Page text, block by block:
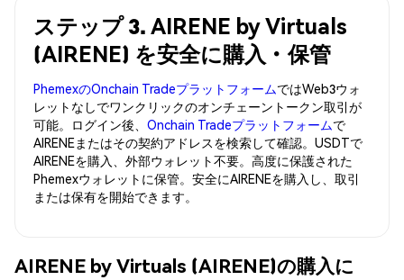
ステップ 3. AIRENE by Virtuals
(AIRENE) を安全に購入・保管
PhemexのOnchain TradeプラットフォームではWeb3ウォ
レットなしでワンクリックのオンチェーントークン取引が
可能。ログイン後、 Onchain Tradeプラットフォームで
AIRENEまたはその契約アドレスを検索して確認。USDTで
AIRENEを購入、外部ウォレット不要。高度に保護された
Phemexウォレットに保管。安全にAIRENEを購入し、取引
または保有を開始できます。
AIRENE by Virtuals (AIRENE)の購入に